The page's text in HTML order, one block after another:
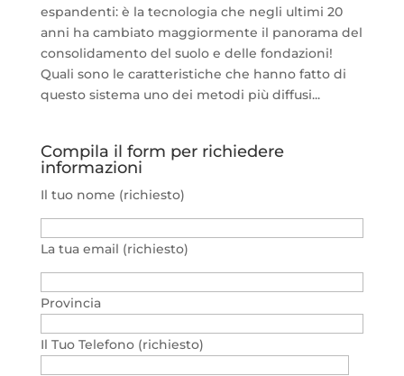
espandenti: è la tecnologia che negli ultimi 20
anni ha cambiato maggiormente il panorama del
consolidamento del suolo e delle fondazioni!
Quali sono le caratteristiche che hanno fatto di
questo sistema uno dei metodi più diffusi...
Compila il form per richiedere
informazioni
Il tuo nome (richiesto)
La tua email (richiesto)
Provincia
Il Tuo Telefono (richiesto)